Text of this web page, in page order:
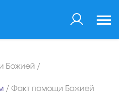
Божией /
/ Факт помощи Божией